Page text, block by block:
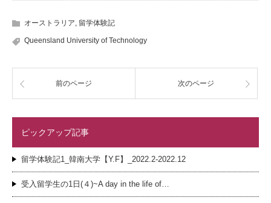
オーストラリア 留学体験記
Queensland University of Technology
前のページ 次のページ
ピックアップ記事
留学体験記1_韓南大学【Y.F】_2022.2-2022.12
受入留学生の1日(４)~A day in the life of…